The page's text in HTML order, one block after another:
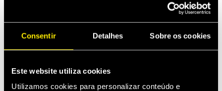
Consentir Detalhes Sobre os cookies
Este website utiliza cookies
Utilizamos cookies para personalizar conteúdo e